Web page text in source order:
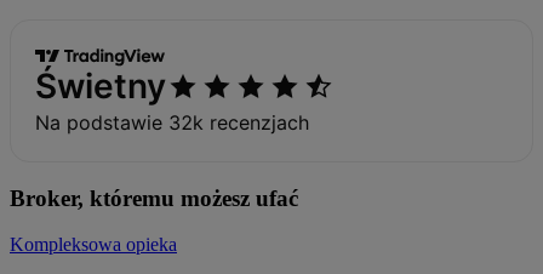
Broker, któremu możesz ufać
Kompleksowa opieka